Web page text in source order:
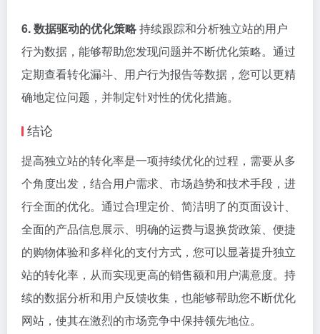
6. 数据驱动的优化策略持续跟踪和分析独立站的用户
行为数据，能够帮助您发现问题并不断优化策略。通过
定期查看转化漏斗、用户行为报告等数据，您可以更精
确地定位问题，并制定针对性的优化措施。
结论
提高独立站的转化率是一项持续优化的过程，需要从多
个角度出发，结合用户需求、市场趋势和技术手段，进
行全面的优化。通过合理定价、简洁明了的页面设计、
全面的产品信息展示、明确的运费与退换货政策、便捷
的购物体验和多样化的支付方式，您可以显著提升独立
站的转化率，从而实现更高的销售额和用户满意度。持
续的数据分析和用户反馈收集，也能够帮助您不断优化
网站，使其在激烈的市场竞争中保持领先地位。